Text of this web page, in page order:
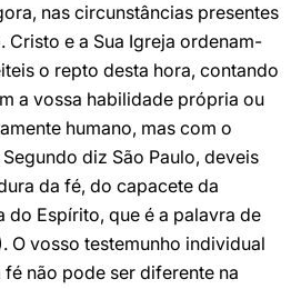
nas circunstâncias presentes
Cristo e a Sua Igreja ordenam-
o repto desta hora, contando
a vossa habilidade própria ou
humano, mas com o
diz São Paulo, deveis
da fé, do capacete da
do Espírito, que é a palavra de
O vosso testemunho individual
não pode ser diferente na